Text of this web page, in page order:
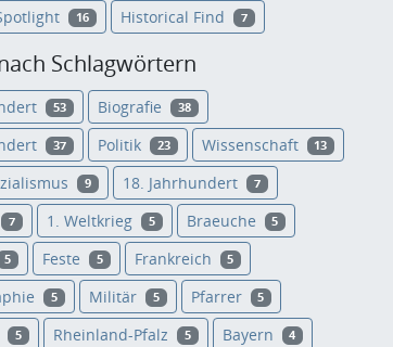
16 Historical Find 7
Schlagwörtern
53 Biografie 38
37 Politik 23 Wissenschaft 13
9 18. Jahrhundert 7
7 1. Weltkrieg 5 Braeuche 5
5 Feste 5 Frankreich 5
5 Militär 5 Pfarrer 5
5 Rheinland-Pfalz 5 Bayern 4